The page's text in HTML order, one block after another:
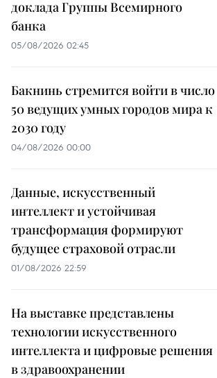
доклада Группы Всемирного
банка
05/08/2026 02:45
Бакнинь стремится войти в число
50 ведущих умных городов мира к
2030 году
04/08/2026 00:00
Данные, искусственный
интеллект и устойчивая
трансформация формируют
будущее страховой отрасли
01/08/2026 22:59
На выставке представлены
технологии искусственного
интеллекта и цифровые решения
в здравоохранении